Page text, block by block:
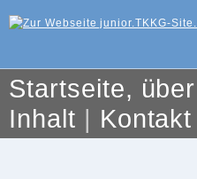
Startseite,
Inhalt | Kontakt